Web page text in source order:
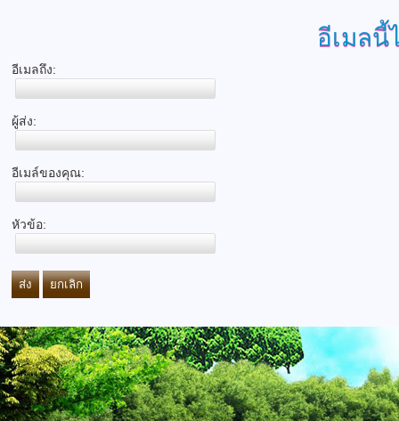
อีเมลนี้
อีเมลถึง:
ผู้ส่ง:
อีเมล์ของคุณ:
หัวข้อ:
ส่ง ยกเลิก